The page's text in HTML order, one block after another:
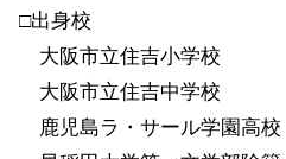
□出身校
大阪市立住吉小学校
大阪市立住吉中学校
鹿児島ラ・サール学園高